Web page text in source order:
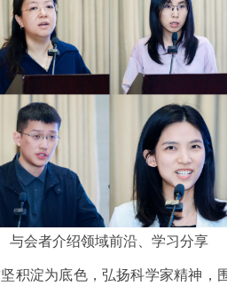
与会者介绍领域前沿、学习分享
积淀为底色，弘扬科学家精神，